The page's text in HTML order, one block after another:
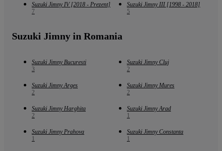
Suzuki Jimny IV [2018 - Prezent]
7
Suzuki Jimny III [1998 - 2018]
5
Suzuki Jimny in Romania
Suzuki Jimny Bucuresti
3
Suzuki Jimny Cluj
2
Suzuki Jimny Arges
2
Suzuki Jimny Mures
2
Suzuki Jimny Harghita
2
Suzuki Jimny Arad
1
Suzuki Jimny Prahova
1
Suzuki Jimny Constanta
1